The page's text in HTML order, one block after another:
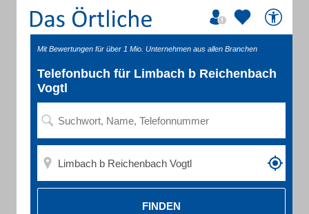
Mit Bewertungen für über 1 Mio. Unternehmen aus allen Branchen
Telefonbuch für Limbach b Reichenbach
Vogtl
FINDEN